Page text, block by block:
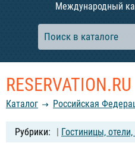
Международный
RESERVATION.RU
Каталог Российcкая
| Гостиницы,